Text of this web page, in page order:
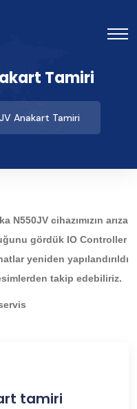
Tamiri
Anakart Tamiri
cihazımızın arıza
gördük IO Controller
yeniden yapılandırıldı
takip edebiliriz.
tamiri